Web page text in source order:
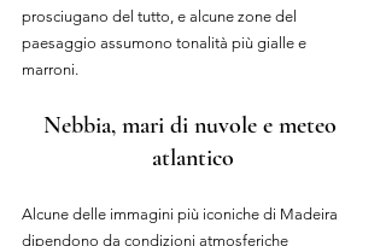
prosciugano del tutto, e alcune zone del
paesaggio assumono tonalità più gialle e
marroni.
Nebbia, mari di nuvole e meteo
atlantico
Alcune delle immagini più iconiche di Madeira
dipendono da condizioni atmosferiche